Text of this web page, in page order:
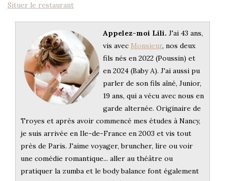
Situer le restaurant
Appelez-moi Lili. J'ai 43 ans,
vis avec Monsieur, nos deux
fils nés en 2022 (Poussin) et
en 2024 (Baby A). J'ai aussi pu
parler de son fils aîné, Junior,
19 ans, qui a vécu avec nous en
garde alternée. Originaire de
Troyes et après avoir commencé mes études à Nancy,
je suis arrivée en Ile-de-France en 2003 et vis tout
près de Paris. J'aime voyager, bruncher, lire ou voir
une comédie romantique... aller au théâtre ou
pratiquer la zumba et le body balance font également